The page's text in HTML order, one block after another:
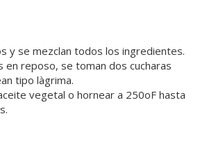
y se mezclan todos los ingredientes.
en reposo, se toman dos cucharas
tipo làgrima.
vegetal o hornear a 250oF hasta